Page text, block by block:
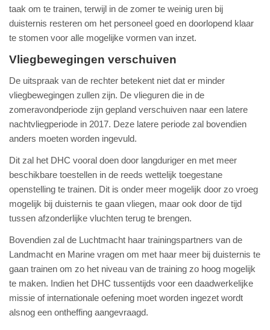
taak om te trainen, terwijl in de zomer te weinig uren bij
duisternis resteren om het personeel goed en doorlopend klaar
te stomen voor alle mogelijke vormen van inzet.
Vliegbewegingen verschuiven
De uitspraak van de rechter betekent niet dat er minder
vliegbewegingen zullen zijn. De vlieguren die in de
zomeravondperiode zijn gepland verschuiven naar een latere
nachtvliegperiode in 2017. Deze latere periode zal bovendien
anders moeten worden ingevuld.
Dit zal het DHC vooral doen door langduriger en met meer
beschikbare toestellen in de reeds wettelijk toegestane
openstelling te trainen. Dit is onder meer mogelijk door zo vroeg
mogelijk bij duisternis te gaan vliegen, maar ook door de tijd
tussen afzonderlijke vluchten terug te brengen.
Bovendien zal de Luchtmacht haar trainingspartners van de
Landmacht en Marine vragen om met haar meer bij duisternis te
gaan trainen om zo het niveau van de training zo hoog mogelijk
te maken. Indien het DHC tussentijds voor een daadwerkelijke
missie of internationale oefening moet worden ingezet wordt
alsnog een ontheffing aangevraagd.